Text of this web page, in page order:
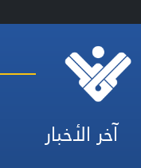
آخر الأخبار